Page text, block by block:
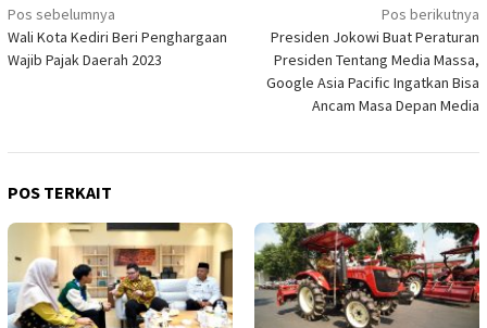
Navigasi
pos
Pos sebelumnya
Wali Kota Kediri Beri Penghargaan
Wajib Pajak Daerah 2023
Pos berikutnya
Presiden Jokowi Buat Peraturan
Presiden Tentang Media Massa,
Google Asia Pacific Ingatkan Bisa
Ancam Masa Depan Media
POS TERKAIT